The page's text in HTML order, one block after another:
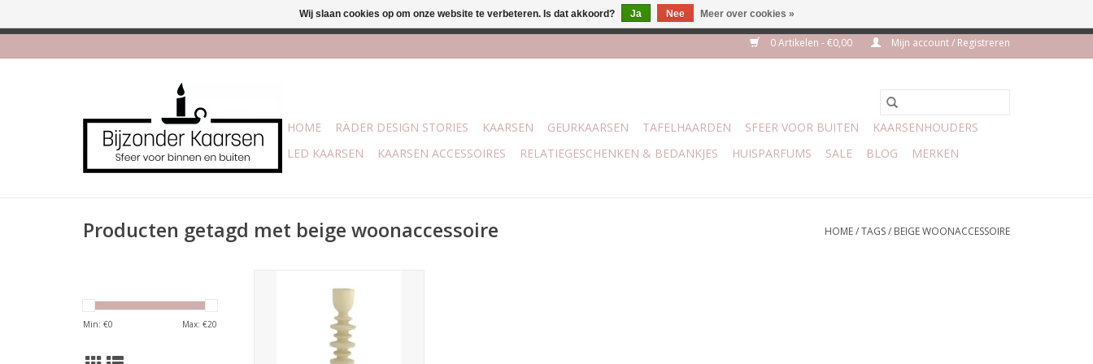
0 Artikelen - €0,00 Mijn account / Registreren
HOME RÄDER DESIGN STORIES KAARSEN GEURKAARSEN TAFELHAARDEN SFEER VOOR BUITEN
KAARSENHOUDERS
LED KAARSEN
KAARSEN ACCESSOIRES RELATIEGESCHENKEN & BEDANKJES HUISPARFUMS SALE BLOG MERKEN
Producten getagd met beige woonaccessoire HOME/TAGS/ BEIGE WOONACCESSOIRE
Min: €0 Max: €20
Afmetingen: 16 x 7 x 7
Let op: deze kandelaar is alleen
geschikt voor de S/L diner
kaarsen van Home Society.
Wij slaan cookies op om onze website te verbeteren. Is dat akkoord? Ja Nee Meer over cookies »
Afhalen is mogelijk bij Trotz Woon & Cadeau | Belvederelaan 107 Zwolle | boven de 70 euro geen verzendkosten